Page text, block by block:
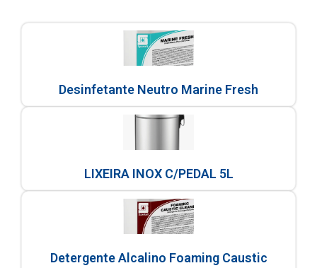
Desinfetante Neutro Marine Fresh
LIXEIRA INOX C/PEDAL 5L
Detergente Alcalino Foaming Caustic